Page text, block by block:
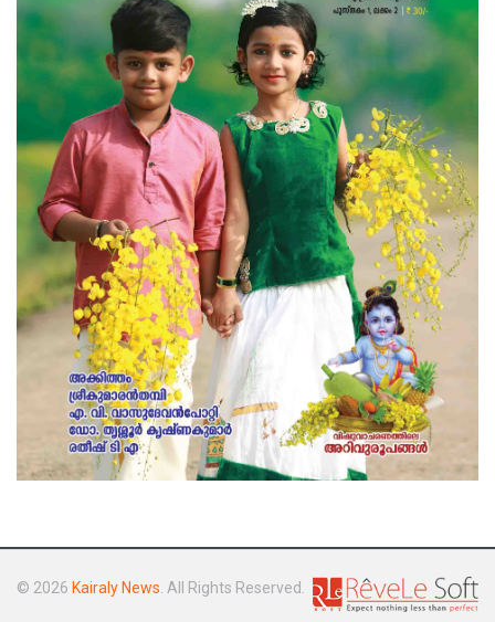
© 2026 Kairaly News . All Rights Reserved.